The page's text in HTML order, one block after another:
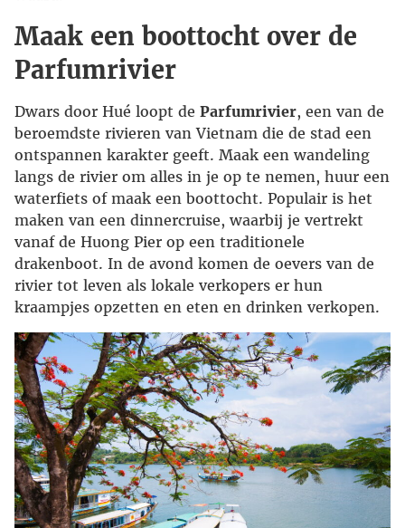
Maak een boottocht over de
Parfumrivier
Dwars door Hué loopt de Parfumrivier, een van de
beroemdste rivieren van Vietnam die de stad een
ontspannen karakter geeft. Maak een wandeling
langs de rivier om alles in je op te nemen, huur een
waterfiets of maak een boottocht. Populair is het
maken van een dinnercruise, waarbij je vertrekt
vanaf de Huong Pier op een traditionele
drakenboot. In de avond komen de oevers van de
rivier tot leven als lokale verkopers er hun
kraampjes opzetten en eten en drinken verkopen.